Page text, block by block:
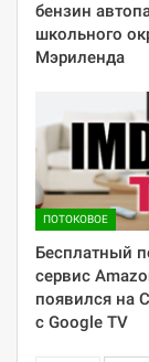
бензин
школьного
Мэриленда
ПОТОКОВОЕ
Бесплатный
сервис
появился на
с Google TV